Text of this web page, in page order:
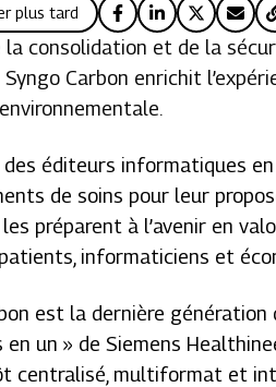
plus tard
la consolidation et de la
Syngo Carbon enrichit
des éditeurs informatiques
de soins pour leur
préparent à l’avenir en
informaticiens et
est la dernière
en un » de Siemens
centralisé, multiformat et